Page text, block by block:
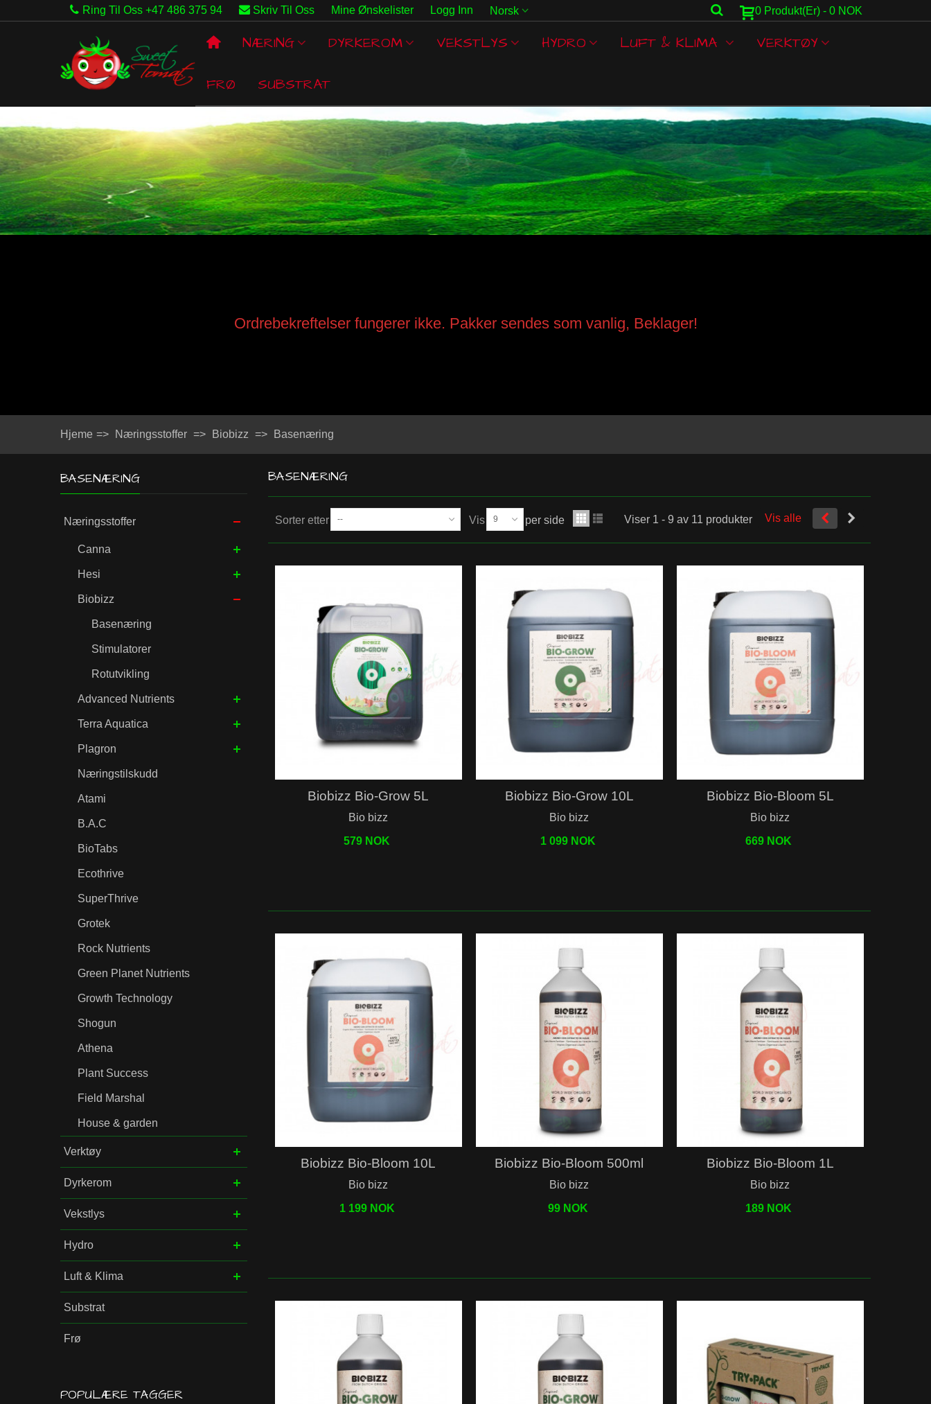
Ring Til Oss +47 486 375 94 Skriv Til Oss Mine Ønskelister Logg Inn Norsk 0 Produkt(er) - 0 NOK
NÆRING DYRKEROM VEKSTLYS HYDRO LUFT & KLIMA VERKTØY
FRØ SUBSTRAT
Ordrebekreftelser fungerer ikke. Pakker sendes som vanlig, Beklager!
Hjeme => Næringsstoffer => Biobizz => Basenæring
BASENÆRING
Næringsstoffer
Canna
Hesi
Biobizz
Basenæring
Stimulatorer
Rotutvikling
Advanced Nutrients
Terra Aquatica
Plagron
Næringstilskudd
Atami
B.A.C
BioTabs
Ecothrive
SuperThrive
Grotek
Rock Nutrients
Green Planet Nutrients
Growth Technology
Shogun
Athena
Plant Success
Field Marshal
House & garden
Verktøy
Dyrkerom
Vekstlys
Hydro
Luft & Klima
Substrat
Frø
POPULÆRE TAGGER
BASENÆRING
Sorter etter -- Vis 9 per side Vis alle
Viser 1 - 9 av 11 produkter
Hurtigvisning
Biobizz Bio-Grow 5L
Bio bizz
579 NOK
Hurtigvisning
Biobizz Bio-Grow 10L
Bio bizz
1 099 NOK
Hurtigvisning
Biobizz Bio-Bloom 5L
Bio bizz
669 NOK
Hurtigvisning
Biobizz Bio-Bloom 10L
Bio bizz
1 199 NOK
Hurtigvisning
Biobizz Bio-Bloom 500ml
Bio bizz
99 NOK
Hurtigvisning
Biobizz Bio-Bloom 1L
Bio bizz
189 NOK